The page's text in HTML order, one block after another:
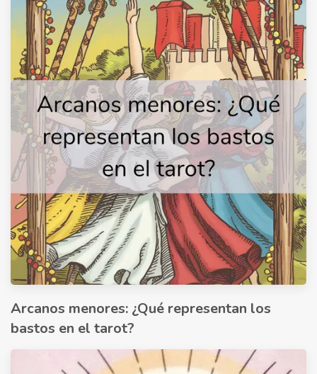
Arcanos menores: ¿Qué representan los
bastos en el tarot?